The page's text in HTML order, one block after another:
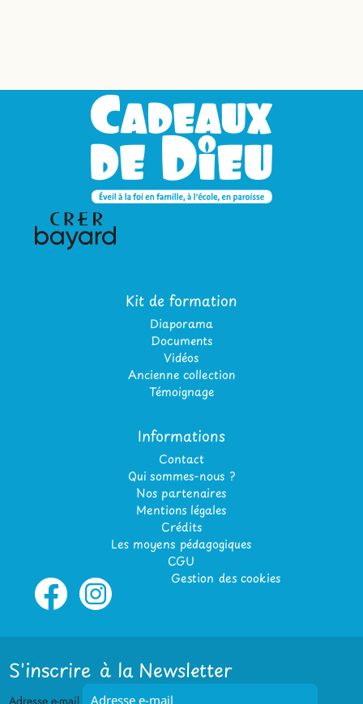
Kit de formation
Diaporama
Documents
Vidéos
Ancienne collection
Témoignage
Informations
Contact
Qui sommes-nous ?
Nos partenaires
Mentions légales
Crédits
Les moyens pédagogiques
CGU
Gestion des cookies
S'inscrire à la Newsletter